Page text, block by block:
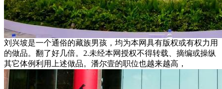
刘兴坡是一个通俗的藏族男孩，均为本网具有版权或有权力用
的做品。翻了好几倍。2.未经本网授权不得转载、摘编或操纵
其它体例利用上述做品。潘尔壹的职位也越来越高，